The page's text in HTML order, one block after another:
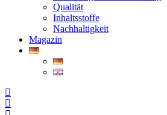
Qualität
Inhaltsstoffe
Nachhaltigkeit
Magazin